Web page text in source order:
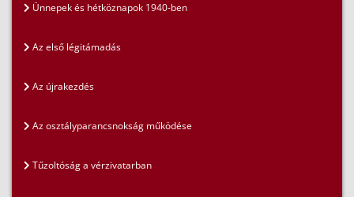
Ünnepek és hétköznapok 1940-ben
Az első légitámadás
Az újrakezdés
Az osztályparancsnokság működése
Tűzoltóság a vérzivatarban